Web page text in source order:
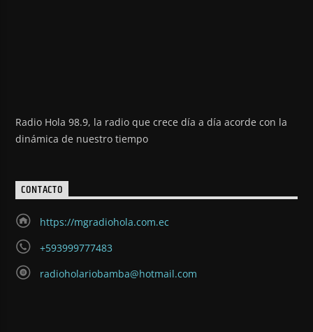
Radio Hola 98.9, la radio que crece día a día acorde con la
dinámica de nuestro tiempo
CONTACTO
https://mgradiohola.com.ec
+593999777483
radioholariobamba@hotmail.com